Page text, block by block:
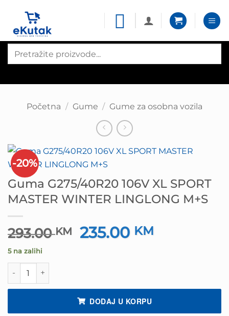
content
search
Početna / Gume / Gume za osobna vozila
-20%
Guma G275/40R20 106V XL SPORT
MASTER WINTER LINGLONG M+S
293.00KM
Izvorna
cijena
235.00 KM
5 na zalihi
Guma G275/40R20 106V XL SPORT MASTER WINTER
DODAJ U KORPU